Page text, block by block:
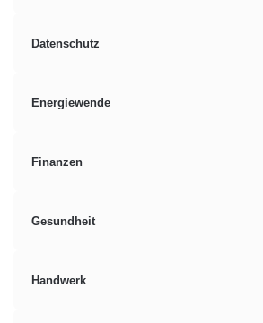
Datenschutz
Energiewende
Finanzen
Gesundheit
Handwerk